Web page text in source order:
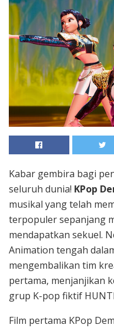
Kabar gembira bagi
seluruh dunia! KPop
musikal yang telah
terpopuler sepanjang
mendapatkan sekuel.
Animation tengah
mengembalikan tim
pertama, menjanjikan
grup K-pop fiktif
Film pertama KPop